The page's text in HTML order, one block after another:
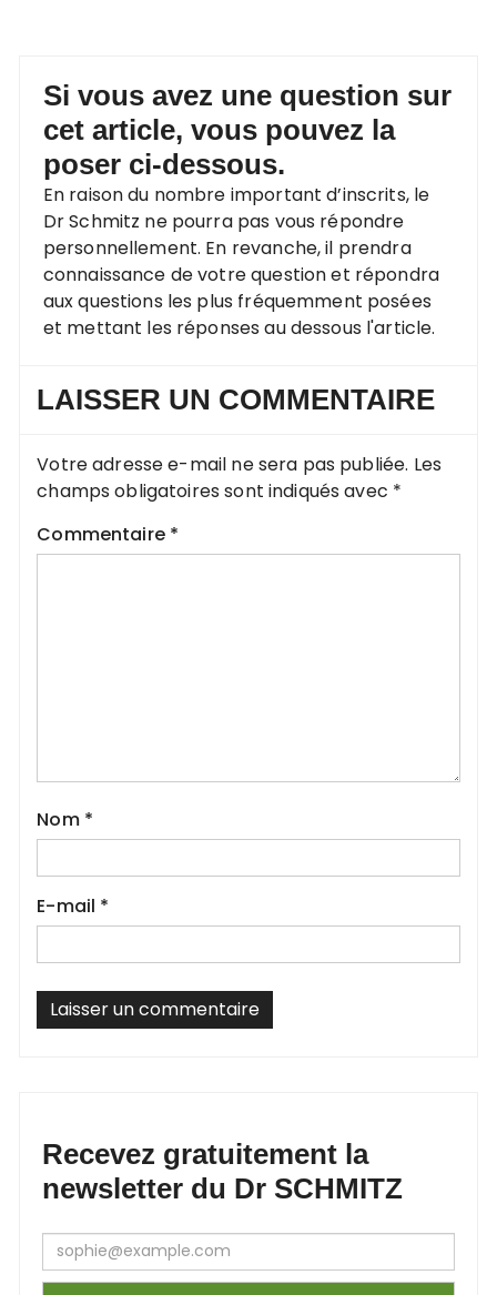
Si vous avez une question sur
cet article, vous pouvez la
poser ci-dessous.
En raison du nombre important d’inscrits, le
Dr Schmitz ne pourra pas vous répondre
personnellement. En revanche, il prendra
connaissance de votre question et répondra
aux questions les plus fréquemment posées
et mettant les réponses au dessous l'article.
LAISSER UN COMMENTAIRE
Votre adresse e-mail ne sera pas publiée. Les
champs obligatoires sont indiqués avec *
Commentaire *
Nom *
E-mail *
Recevez gratuitement la
newsletter du Dr SCHMITZ